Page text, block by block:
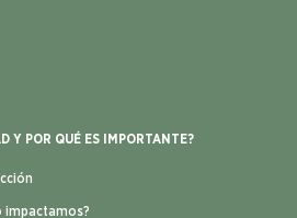
Y POR QUÉ ES IMPORTANTE?
impactamos?